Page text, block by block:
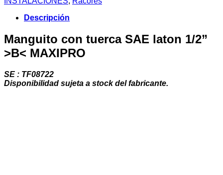
laton
1/2”
>B<
MAXIPRO
cantidad
Descripción
Manguito con tuerca SAE laton 1/2”
>B< MAXIPRO
SE : TF08722
Disponibilidad sujeta a stock del fabricante.